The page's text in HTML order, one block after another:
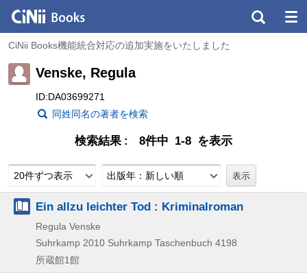
CiNii Books機能統合対応の追加実施をいたしました
Venske, Regula
ID:DA03699271
同姓同名の著者を検索
検索結果 8件中 1-8 を表示
20件ずつ表示 出版年：新しい順
Ein allzu leichter Tod : Kriminalroman
Regula Venske
Suhrkamp 2010 Suhrkamp Taschenbuch 4198
所蔵館1館